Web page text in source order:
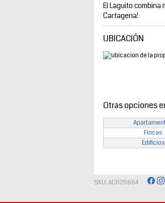
El Laguito combina
Cartagena!
UBICACIÓN
Otras opciones
Fincas
Edificios
SKU: ACR26864